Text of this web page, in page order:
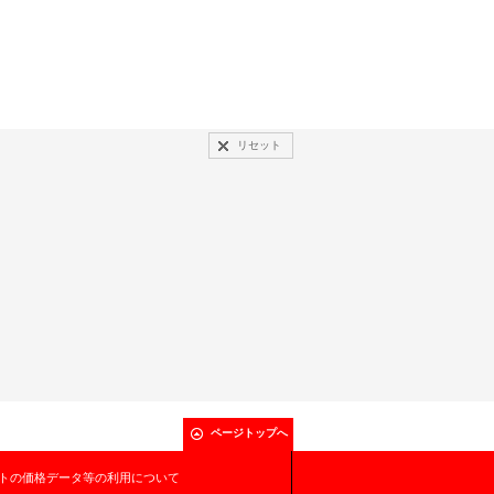
リセット
ページトップへ
の価格データ等の利用について